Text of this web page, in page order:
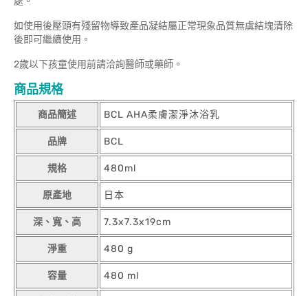
如使用後壓頭有殘留物導致產品凝結屬正常現象品質無虞結塊清除
後即可繼續使用。
2歲以下孩童使用前請洽詢醫師或藥師。
商品規格
商品簡述 BCL AHA柔膚潔淨沐浴乳
品牌 BCL
規格 480ml
原產地 日本
深、寬、高 7.3x7.3x19cm
淨重 480 g
容量 480 ml